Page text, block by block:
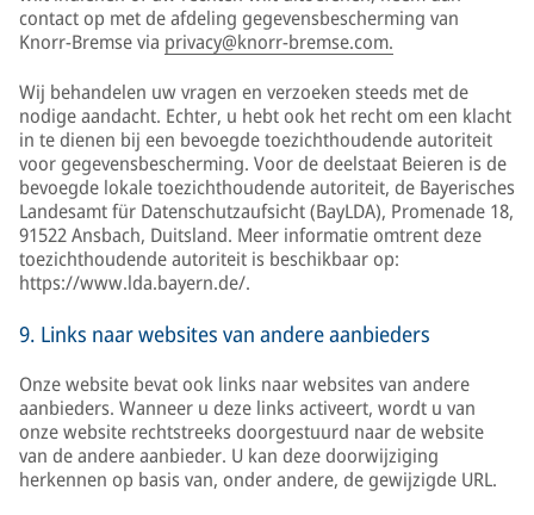
contact op met de afdeling gegevensbescherming van
Knorr-Bremse via privacy@knorr-bremse.com.
Wij behandelen uw vragen en verzoeken steeds met de
nodige aandacht. Echter, u hebt ook het recht om een klacht
in te dienen bij een bevoegde toezichthoudende autoriteit
voor gegevensbescherming. Voor de deelstaat Beieren is de
bevoegde lokale toezichthoudende autoriteit, de Bayerisches
Landesamt für Datenschutzaufsicht (BayLDA), Promenade 18,
91522 Ansbach, Duitsland. Meer informatie omtrent deze
toezichthoudende autoriteit is beschikbaar op:
https://www.lda.bayern.de/.
9. Links naar websites van andere aanbieders
Onze website bevat ook links naar websites van andere
aanbieders. Wanneer u deze links activeert, wordt u van
onze website rechtstreeks doorgestuurd naar de website
van de andere aanbieder. U kan deze doorwijziging
herkennen op basis van, onder andere, de gewijzigde URL.